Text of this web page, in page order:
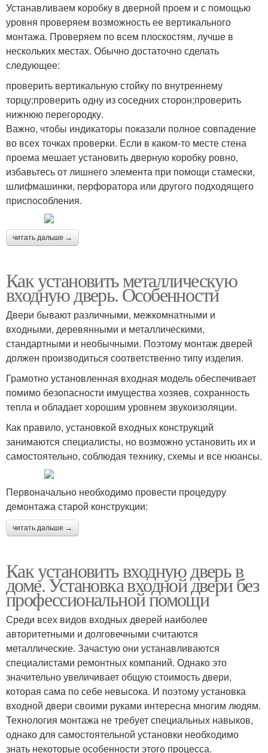
Устанавливаем коробку в дверной проем и с помощью
уровня проверяем возможность ее вертикального
монтажа. Проверяем по всем плоскостям, лучше в
нескольких местах. Обычно достаточно сделать
следующее:
проверить вертикальную стойку по внутреннему
торцу;проверить одну из соседних сторон;проверить
нижнюю перегородку.
Важно, чтобы индикаторы показали полное совпадение
во всех точках проверки. Если в каком-то месте стена
проема мешает установить дверную коробку ровно,
избавьтесь от лишнего элемента при помощи стамески,
шлифмашинки, перфоратора или другого подходящего
приспособления.
читать дальше →
Как установить металлическую
входную дверь. Особенности
Двери бывают различными, межкомнатными и
входными, деревянными и металлическими,
стандартными и необычными. Поэтому монтаж дверей
должен производиться соответственно типу изделия.
Грамотно установленная входная модель обеспечивает
помимо безопасности имущества хозяев, сохранность
тепла и обладает хорошим уровнем звукоизоляции.
Как правило, установкой входных конструкций
занимаются специалисты, но возможно установить их и
самостоятельно, соблюдая технику, схемы и все нюансы.
Первоначально необходимо провести процедуру
демонтажа старой конструкции:
читать дальше →
Как установить входную дверь в
доме. Установка входной двери без
профессиональной помощи
Среди всех видов входных дверей наиболее
авторитетными и долговечными считаются
металлические. Зачастую они устанавливаются
специалистами ремонтных компаний. Однако это
значительно увеличивает общую стоимость двери,
которая сама по себе невысока. И поэтому установка
входной двери своими руками интересна многим людям.
Технология монтажа не требует специальных навыков,
однако для самостоятельной установки необходимо
знать некоторые особенности этого процесса.